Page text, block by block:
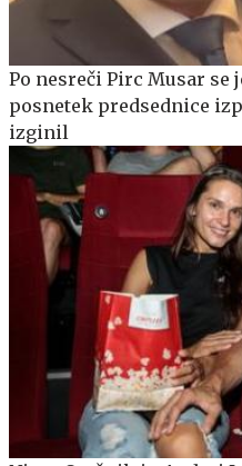
Po nesreči Pirc Musar se
posnetek predsednice
izginil